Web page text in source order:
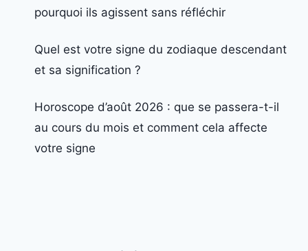
pourquoi ils agissent sans réfléchir
Quel est votre signe du zodiaque descendant
et sa signification ?
Horoscope d’août 2026 : que se passera-t-il
au cours du mois et comment cela affecte
votre signe